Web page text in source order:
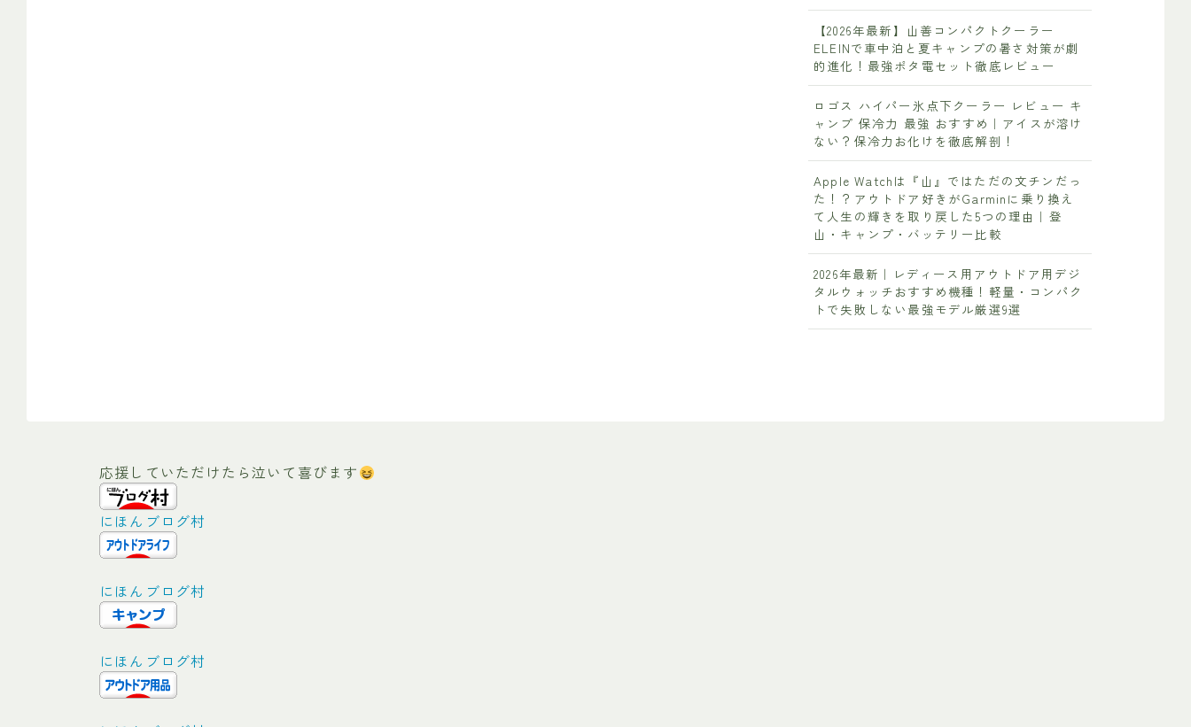
【2026年最新】山善コンパクトクーラー
ELEINで車中泊と夏キャンプの暑さ対策が劇
的進化！最強ポタ電セット徹底レビュー
ロゴス ハイパー氷点下クーラー レビュー キ
ャンプ 保冷力 最強 おすすめ｜アイスが溶け
ない？保冷力お化けを徹底解剖！
Apple Watchは『山』ではただの文チンだっ
た！？アウトドア好きがGarminに乗り換え
て人生の輝きを取り戻した5つの理由｜登
山・キャンプ・バッテリー比較
2026年最新｜レディース用アウトドア用デジ
タルウォッチおすすめ機種！軽量・コンパク
トで失敗しない最強モデル厳選9選
応援していただけたら泣いて喜びます
にほんブログ村
にほんブログ村
にほんブログ村